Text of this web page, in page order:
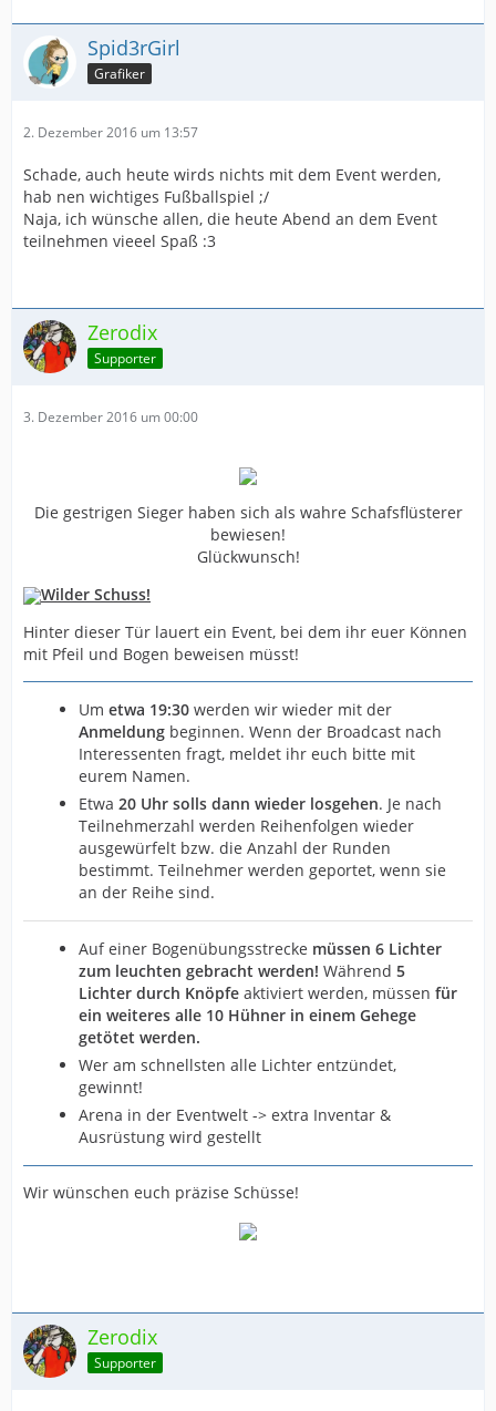
Spid3rGirl
Grafiker
2. Dezember 2016 um 13:57
Schade, auch heute wirds nichts mit dem Event werden,
hab nen wichtiges Fußballspiel ;/
Naja, ich wünsche allen, die heute Abend an dem Event
teilnehmen vieeel Spaß :3
Zerodix
Supporter
3. Dezember 2016 um 00:00
Die gestrigen Sieger haben sich als wahre Schafsflüsterer
bewiesen!
Glückwunsch!
Wilder Schuss!
Hinter dieser Tür lauert ein Event, bei dem ihr euer Können
mit Pfeil und Bogen beweisen müsst!
Um etwa 19:30 werden wir wieder mit der
Anmeldung beginnen. Wenn der Broadcast nach
Interessenten fragt, meldet ihr euch bitte mit
eurem Namen.
Etwa 20 Uhr solls dann wieder losgehen. Je nach
Teilnehmerzahl werden Reihenfolgen wieder
ausgewürfelt bzw. die Anzahl der Runden
bestimmt. Teilnehmer werden geportet, wenn sie
an der Reihe sind.
Auf einer Bogenübungsstrecke müssen 6 Lichter
zum leuchten gebracht werden! Während 5
Lichter durch Knöpfe aktiviert werden, müssen für
ein weiteres alle 10 Hühner in einem Gehege
getötet werden.
Wer am schnellsten alle Lichter entzündet,
gewinnt!
Arena in der Eventwelt -> extra Inventar &
Ausrüstung wird gestellt
Wir wünschen euch präzise Schüsse!
Zerodix
Supporter